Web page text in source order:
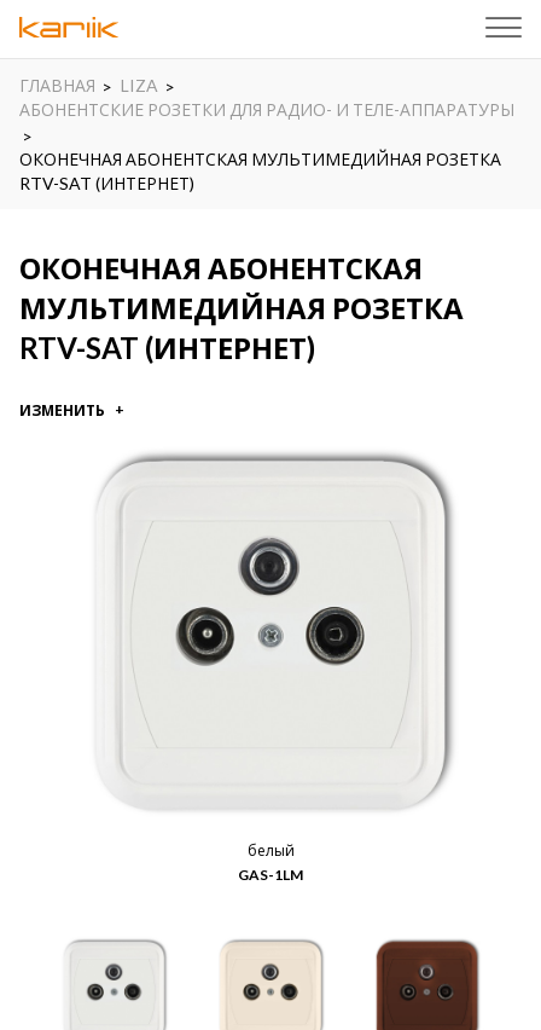
ГЛАВНАЯ
LIZA
АБОНЕНТСКИЕ РОЗЕТКИ ДЛЯ РАДИО- И ТЕЛЕ-АППАРАТУРЫ
ОКОНЕЧНАЯ АБОНЕНТСКАЯ МУЛЬТИМЕДИЙНАЯ РОЗЕТКА
RTV-SAT (ИНТЕРНЕТ)
ОКОНЕЧНАЯ АБОНЕНТСКАЯ
МУЛЬТИМЕДИЙНАЯ РОЗЕТКА
RTV-SAT (ИНТЕРНЕТ)
ИЗМЕНИТЬ
белый
GAS-1LM